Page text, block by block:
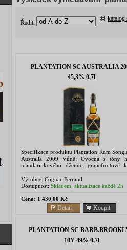
Řadit:
katalog
PLANTATION SC AUSTRALIA
45,3% 0,7l
Specifikace produktu Plantation Rum
Australia 2009 Vůně: Ovocná s tóny
mandarinkového džemu, grapefruitové
hřebíčku, skořice, anisu a...
Výrobce: Cognac Ferrand
Dostupnost: Skladem, aktualizace každé 2h
Cena: 1 430,00 Kč
Koupit
Detail
PLANTATION SC
10Y 49% 0,7l